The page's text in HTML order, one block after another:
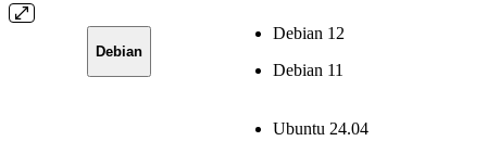
Debian
Debian 12
Debian 11
Ubuntu 24.04